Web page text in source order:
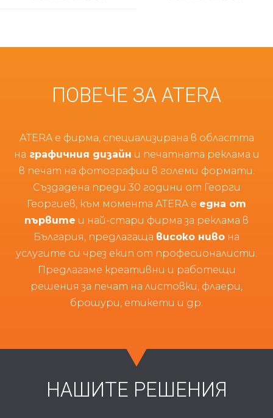
ПОВЕЧЕ ЗА ATERA
АТERA е фирма, специализирана в областта
на графичния дизайн и печатната реклама и
в печат на фотографии в големи формати.
Създадена преди 30 години от Георги
Георгиев, към момента АТERA е една от
първите и най-стари фирма за реклама в
България, предлагаща високо ниво на
услугите си чрез екип от професионалисти.
Предлагаме креативни и работещи
решения за печат на листовки, флаери,
брошури, етикети и др.
НАШИТЕ РЕШЕНИЯ